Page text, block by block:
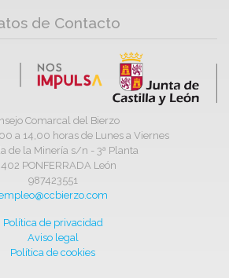
de Contacto
Comarcal del Bierzo
a 14,00 horas de Lunes a Viernes
de la Minería s/n - 3ª Planta
PONFERRADA León
987423551
Política de privacidad
Aviso legal
Política de cookies